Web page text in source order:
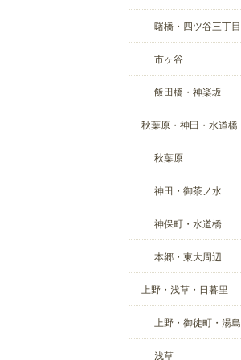
曙橋・四ツ谷三丁目
市ヶ谷
飯田橋・神楽坂
秋葉原・神田・水道橋
秋葉原
神田・御茶ノ水
神保町・水道橋
本郷・東大周辺
上野・浅草・日暮里
上野・御徒町・湯島
浅草